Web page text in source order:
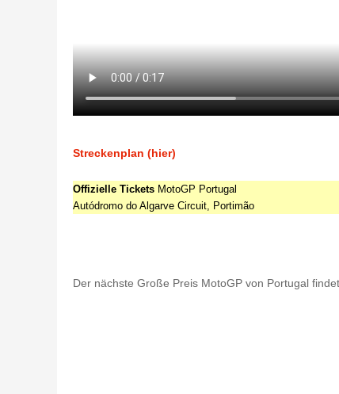
Streckenplan (hier)
Offizielle Tickets MotoGP Portugal
Autódromo do Algarve Circuit, Portimão
Der nächste Große Preis MotoGP von Portugal